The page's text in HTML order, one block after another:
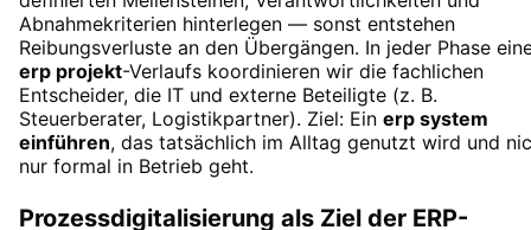
Abnahmekriterien hinterlegen — sonst entstehen
Reibungsverluste an den Übergängen. In jeder Phase
erp projekt-Verlaufs koordinieren wir die fachlichen
Entscheider, die IT und externe Beteiligte (z. B.
Steuerberater, Logistikpartner). Ziel: Ein erp system
einführen, das tatsächlich im Alltag genutzt wird und
nur formal in Betrieb geht.
Prozessdigitalisierung als Ziel der ERP-